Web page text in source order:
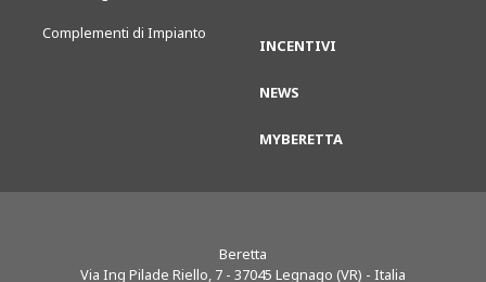
Complementi di Impianto
INCENTIVI
NEWS
MYBERETTA
Beretta
Via Ing Pilade Riello, 7 - 37045 Legnago (VR) - Italia